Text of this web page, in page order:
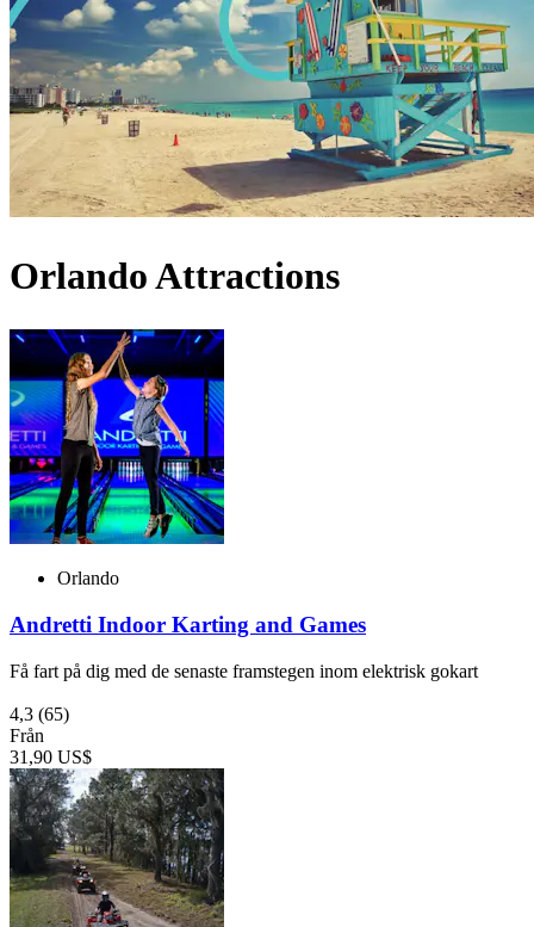
Orlando Attractions
Orlando
Andretti Indoor Karting and Games
Få fart på dig med de senaste framstegen inom elektrisk gokart
4,3 (65)
Från
31,90 US$